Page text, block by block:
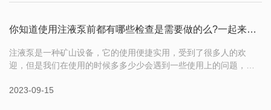
你知道使用注液泵前都有哪些检查是需要做的么?一起来了解下
注液泵是一种矿山设备，它的使用便捷实用，受到了很多人的欢
迎，但是我们在使用的时候多多少少会遇到一些使用上的问题，大
查。哪么你知道使用注液泵前都有哪些检查是需要做的么？接下来
2023-09-15